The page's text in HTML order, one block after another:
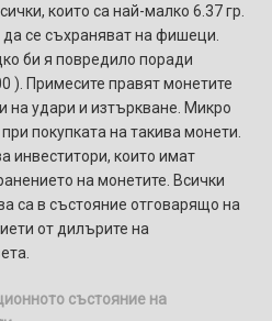
които са най-малко 6.37 гр.
се съхраняват на фишеци.
би я повредило поради
). Примесите правят монетите
на удари и изтъркване. Микро
покупката на такива монети.
инвеститори, които имат
на монетите. Всички
са в състояние отговарящо на
от дилърите на
състояние на